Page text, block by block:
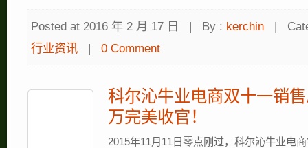
Posted at 2016 年 2 月 17 日 | By : kerchin |
行业资讯
| 0 Comment
科尔沁牛业电商双十一销
万完美收官！
2015年11月11日零点刚过，科尔沁牛业电